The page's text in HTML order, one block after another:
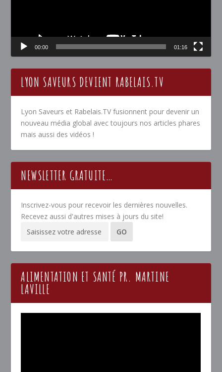
00:00 01:16
LYON SAVEURS DEVIENT RABELAIS.TV
Lyon Saveurs et Rabelais.TV fusionnent pour devenir un
nouveau média global avec toujours nos articles phares
mais aussi des vidéos !
NEWSLETTER GRATUITE…
Inscrivez-vous pour recevoir les dernières nouvelles.
Recevez aussi d'autres mises à jours du site!
ALIMENTATION ET SANTÉ PR. MARTINE
LAVILLE